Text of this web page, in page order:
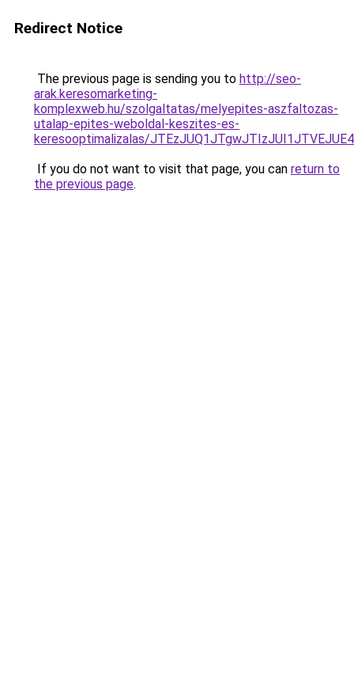
Redirect Notice
The previous page is sending you to http://seo-
arak.keresomarketing-
komplexweb.hu/szolgaltatas/melyepites-aszfaltozas-
utalap-epites-weboldal-keszites-es-
keresooptimalizalas/
If you do not want to visit that page, you can return to
the previous page.